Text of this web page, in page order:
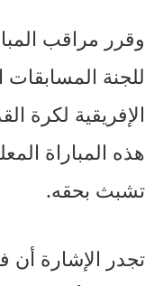
وقرر مراقب
للجنة المسابقات
الإفريقية لكرة
هذه المباراة
تشبث بحقه.
تجدر الإشارة أن